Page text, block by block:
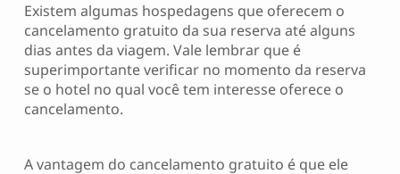
Existem algumas hospedagens que oferecem o
cancelamento gratuito da sua reserva até alguns
dias antes da viagem. Vale lembrar que é
superimportante verificar no momento da reserva
se o hotel no qual você tem interesse oferece o
cancelamento.
A vantagem do cancelamento gratuito é que ele